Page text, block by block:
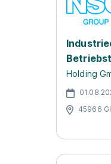
Holding
45966